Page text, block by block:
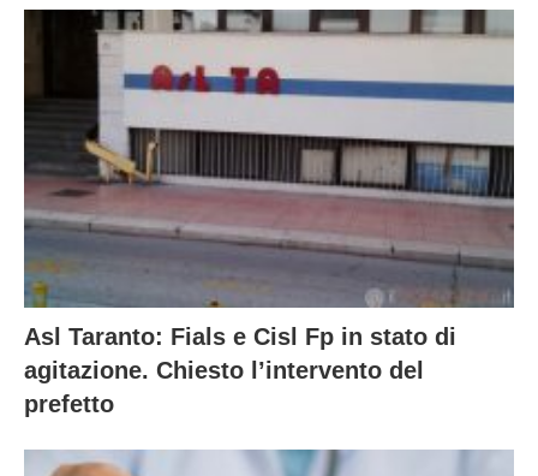
Asl Taranto: Fials e Cisl Fp in stato di
agitazione. Chiesto l’intervento del
prefetto